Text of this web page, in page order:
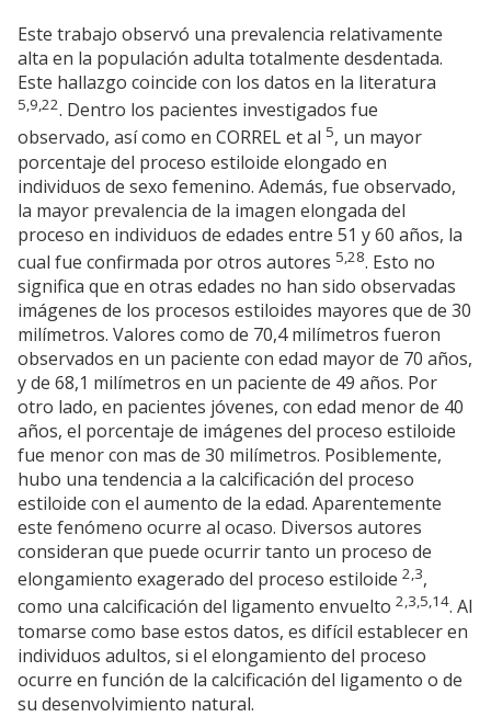
Este trabajo observó una prevalencia relativamente
alta en la populación adulta totalmente desdentada.
Este hallazgo coincide con los datos en la literatura
5,9,22. Dentro los pacientes investigados fue
observado, así como en CORREL et al 5, un mayor
porcentaje del proceso estiloide elongado en
individuos de sexo femenino. Además, fue observado,
la mayor prevalencia de la imagen elongada del
proceso en individuos de edades entre 51 y 60 años, la
cual fue confirmada por otros autores 5,28. Esto no
significa que en otras edades no han sido observadas
imágenes de los procesos estiloides mayores que de 30
milímetros. Valores como de 70,4 milímetros fueron
observados en un paciente con edad mayor de 70 años,
y de 68,1 milímetros en un paciente de 49 años. Por
otro lado, en pacientes jóvenes, con edad menor de 40
años, el porcentaje de imágenes del proceso estiloide
fue menor con mas de 30 milímetros. Posiblemente,
hubo una tendencia a la calcificación del proceso
estiloide con el aumento de la edad. Aparentemente
este fenómeno ocurre al ocaso. Diversos autores
consideran que puede ocurrir tanto un proceso de
elongamiento exagerado del proceso estiloide 2,3,
como una calcificación del ligamento envuelto 2,3,5,14. Al
tomarse como base estos datos, es difícil establecer en
individuos adultos, si el elongamiento del proceso
ocurre en función de la calcificación del ligamento o de
su desenvolvimiento natural.